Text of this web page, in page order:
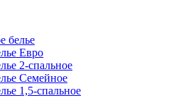
белье
Евро
2-спальное
Семейное
1,5-спальное